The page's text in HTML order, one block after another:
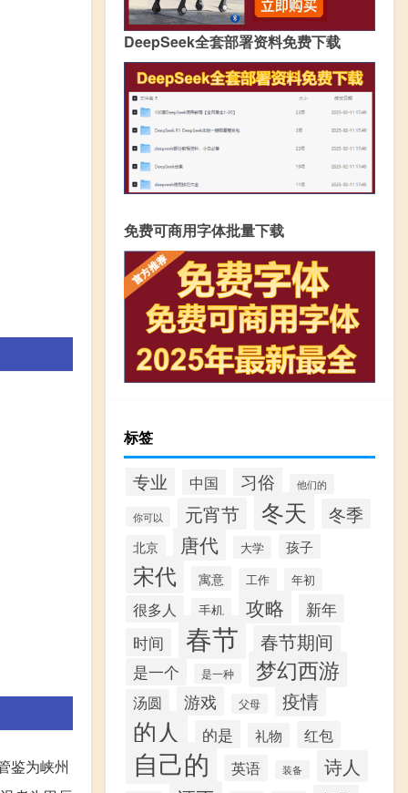
鉴为峡州
DeepSeek全套部署资料免费下载
免费可商用字体批量下载
标签
专业 中国 习俗 他们的
你可以 元宵节 冬天 冬季
北京 唐代 大学 孩子
宋代 寓意 工作 年初
很多人 手机 攻略
新年
时间
春节 春节期间
是一个 是一种 梦幻西游
汤圆 游戏 父母 疫情
的人 的是 礼物 红包
自己的 英语 装备 诗人